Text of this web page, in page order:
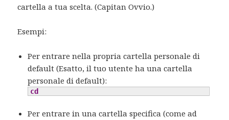
cartella a tua scelta. (Capitan Ovvio.)
Esempi:
Per entrare nella propria cartella personale di
default (Esatto, il tuo utente ha una cartella
personale di default):
cd
Per entrare in una cartella specifica (come ad